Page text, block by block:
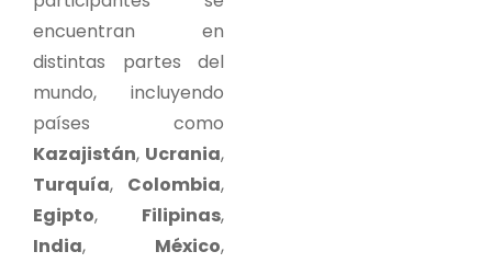
encuentran en
distintas partes del
mundo, incluyendo
países como
Kazajistán, Ucrania,
Turquía, Colombia,
Egipto, Filipinas,
India, México,